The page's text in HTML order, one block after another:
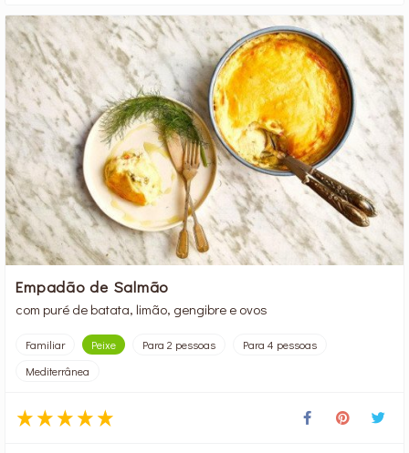
Empadão de Salmão
com puré de batata, limão, gengibre e ovos
Familiar Peixe Para 2 pessoas
Para 4 pessoas
Mediterrânea